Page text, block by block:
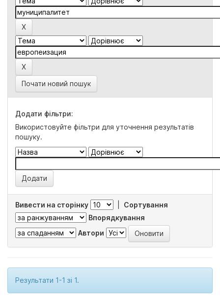
Почати новий пошук
Додати фільтри:
Використовуйте фільтри для уточнення результатів
пошуку.
Вивести на сторінку
Сортування
Впорядкування
Автори
Результати 1-1 зі 1.